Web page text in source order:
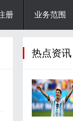
册 业务范围
热点资讯